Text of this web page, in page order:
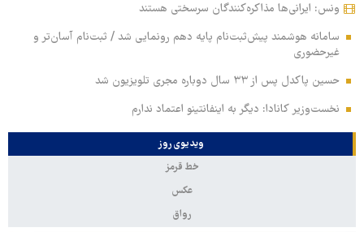
ونس: ایرانی‌ها مذاکره‌کنندگان سرسختی هستند
سامانه هوشمند پیش‌ثبت‌نام پایه دهم رونمایی شد / ثبت‌نام آسان‌تر و
غیرحضوری
حسین پاکدل پس از ۳۳ سال دوباره مجری تلویزیون شد
نخست‌وزیر کانادا: دیگر به اینفانتینو اعتماد ندارم
ویدیوی روز
خط قرمز
عکس
رواق